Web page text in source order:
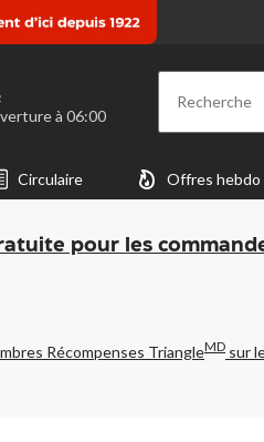
⋅ Ouverture à 06:00 Recherche
Circulaire Offres hebdo
pour les
Récompenses TriangleMD sur